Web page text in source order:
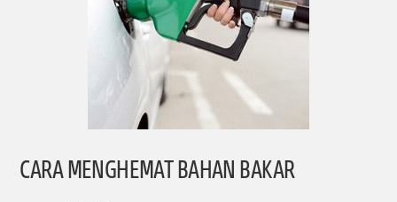
CARA MENGHEMAT BAHAN BAKAR